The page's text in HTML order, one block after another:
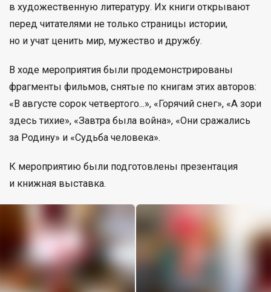
в художественную литературу. Их книги открывают
перед читателями не только страницы истории,
но и учат ценить мир, мужество и дружбу.
В ходе мероприятия были продемонстрированы
фрагменты фильмов, снятые по книгам этих авторов:
«В августе сорок четвертого...», «Горячий снег», «А зори
здесь тихие», «Завтра была война», «Они сражались
за Родину» и «Судьба человека».
К мероприятию были подготовлены презентация
и книжная выставка.